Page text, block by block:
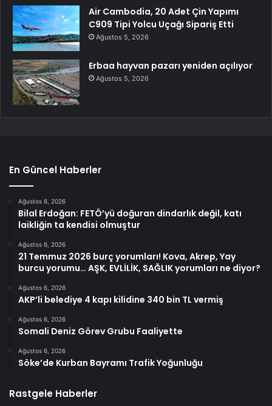
Air Cambodia, 20 Adet Çin Yapımı
C909 Tipi Yolcu Uçağı Sipariş Etti
Ağustos 5, 2026
Erbaa hayvan pazarı yeniden açılıyor
Ağustos 5, 2026
En Güncel Haberler
Ağustos 6, 2026
Bilal Erdoğan: FETÖ’yü doğuran dindarlık değil, katı
laikliğin ta kendisi olmuştur
Ağustos 6, 2026
21 Temmuz 2026 burç yorumları! Kova, Akrep, Yay
burcu yorumu… AŞK, EVLİLİK, SAĞLIK yorumları ne diyor?
Ağustos 6, 2026
AKP’li belediye 4 kapı kilidine 340 bin TL vermiş
Ağustos 6, 2026
Somali Deniz Görev Grubu Faaliyette
Ağustos 6, 2026
Söke’de Kurban Bayramı Trafik Yoğunluğu
Rastgele Haberler